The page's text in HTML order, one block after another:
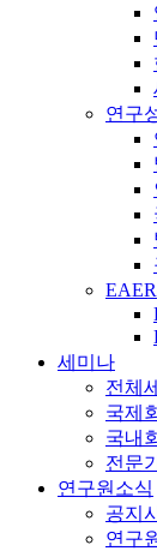
연구
세미나
전체
국제
국내
전문
연구원소식
공지
연구